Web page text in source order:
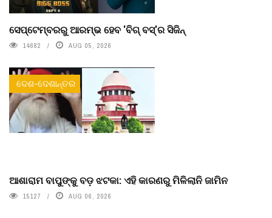
ସେପ୍ଟେମ୍ବରରୁ ଆରମ୍ଭ ହେବ 'ବିଗ୍ ବସ୍'ର ସିଜିନ୍
14682 AUG 05, 2026
ଦେଶ-ଦେଶାନ୍ତର
ଆଶାରାମ ବାପୁଙ୍କୁ ବଡ଼ ଝଟକା: ଏହି କାରଣରୁ ମିଳିଲାନି ଜାମିନ
15127 AUG 06, 2026